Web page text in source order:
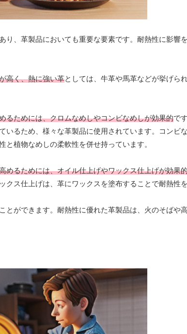
り、革製品においても重要な要素です。耐熱性に影響
高く、熱に強い革としては、牛革や馬革などが挙げら
るためには、クロムなめしやコンビなめしが効果的で
るため、様々な革製品に使用されています。コンビ
植物なめしの柔軟性を併せ持っています。
めるためには、オイル仕上げやワックス仕上げが効果
ス仕上げは、革にワックスを塗布することで耐熱性
とができます。耐熱性に優れた革製品は、火のそばや